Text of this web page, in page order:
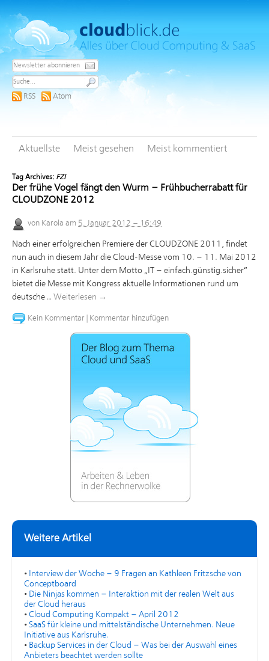
RSS Atom
Aktuellste Meist gesehen Meist kommentiert
Tag Archives: FZI
Der frühe Vogel fängt den Wurm – Frühbucherrabatt für
CLOUDZONE 2012
von Karola am 5. Januar 2012 – 16:49
Nach einer erfolgreichen Premiere der CLOUDZONE 2011, findet
nun auch in diesem Jahr die Cloud-Messe vom 10. – 11. Mai 2012
in Karlsruhe statt. Unter dem Motto „IT – einfach.günstig.sicher“
bietet die Messe mit Kongress aktuelle Informationen rund um
deutsche … Weiterlesen →
Kein Kommentar Kommentar hinzufügen
Weitere Artikel
• Interview der Woche – 9 Fragen an Kathleen Fritzsche von
Conceptboard
• Die Ninjas kommen – Interaktion mit der realen Welt aus
der Cloud heraus
• Cloud Computing Kompakt – April 2012
• SaaS für kleine und mittelständische Unternehmen. Neue
Initiative aus Karlsruhe.
• Backup Services in der Cloud – Was bei der Auswahl eines
Anbieters beachtet werden sollte